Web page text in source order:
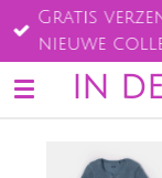
Ga
direct
naar
de
IN
Gratis
nieuwe